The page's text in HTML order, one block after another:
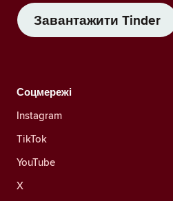
Завантажити Tinder
Соцмережі
Instagram
TikTok
YouTube
X